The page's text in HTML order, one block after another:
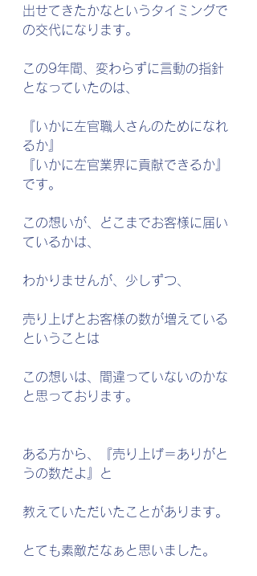
出せてきたかなというタイミングで
の交代になります。
この9年間、変わらずに言動の指針
となっていたのは、
『いかに左官職人さんのためになれ
るか』
『いかに左官業界に貢献できるか』
です。
この想いが、どこまでお客様に届い
ているかは、
わかりませんが、少しずつ、
売り上げとお客様の数が増えている
ということは
この想いは、間違っていないのかな
と思っております。
ある方から、『売り上げ＝ありがと
うの数だよ』と
教えていただいたことがあります。
とても素敵だなぁと思いました。